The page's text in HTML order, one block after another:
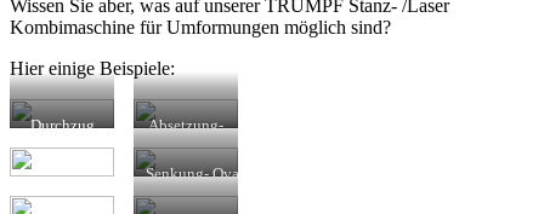
Wissen Sie aber, was auf unserer TRUMPF Stanz- /Laser
Kombimaschine für Umformungen möglich sind?
Hier einige Beispiele:
Durchzug
mit
Gewinde- Sicke
Absetzung-
Buckel
Senkung- Ovalprägung (Treppenblech,
Antirutsch)